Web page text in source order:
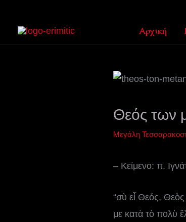
Αρχική
Θεός των
Μεγάλη
– Κείμενο: π.
“σὺ εἶ Θεός,
με κατὰ τὸ πολὺ